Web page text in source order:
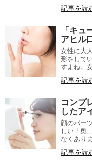
記事を読
「キュ
アヒル
女性に大
形をして
すよね。
記事を読
コンプ
したア
顔のパー
しい「奥
なくあり
記事を読